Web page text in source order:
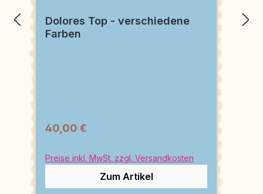
Dolores Top - verschiedene
Farben
40,00 €
Preise inkl. MwSt. zzgl. Versandkosten
Zum Artikel